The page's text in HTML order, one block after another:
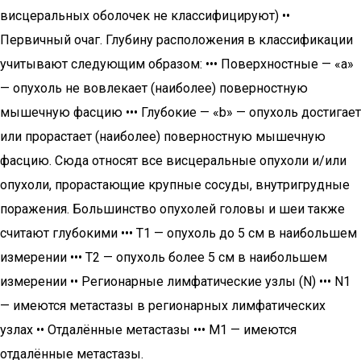
висцеральных оболочек не классифицируют) ••
Первичный очаг. Глубину расположения в классификации
учитывают следующим образом: ••• Поверхностные — «a»
— опухоль не вовлекает (наиболее) поверностную
мышечную фасцию ••• Глубокие — «b» — опухоль достигает
или прорастает (наиболее) поверностную мышечную
фасцию. Сюда относят все висцеральные опухоли и/или
опухоли, прорастающие крупные сосуды, внутригрудные
поражения. Большинство опухолей головы и шеи также
считают глубокими ••• T1 — опухоль до 5 см в наибольшем
измерении ••• T2 — опухоль более 5 см в наибольшем
измерении •• Регионарные лимфатические узлы (N) ••• N1
— имеются метастазы в регионарных лимфатических
узлах •• Отдалённые метастазы ••• М1 — имеются
отдалённые метастазы.